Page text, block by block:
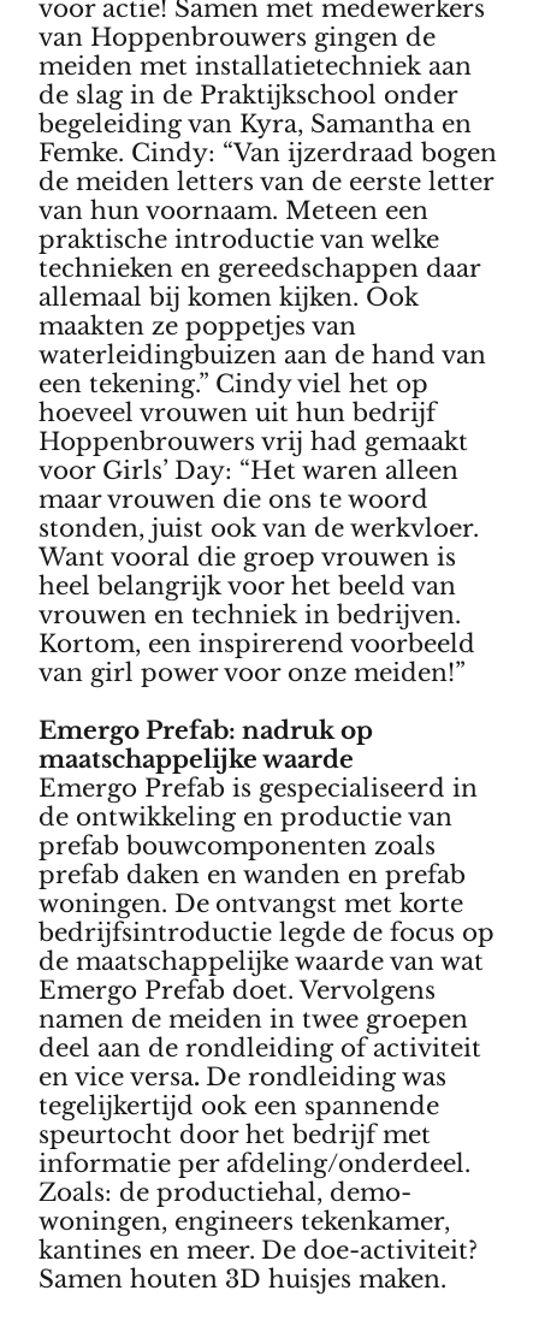
voor actie! Samen met medewerkers
van Hoppenbrouwers gingen de
meiden met installatietechniek aan
de slag in de Praktijkschool onder
begeleiding van Kyra, Samantha en
Femke. Cindy: “Van ijzerdraad bogen
de meiden letters van de eerste letter
van hun voornaam. Meteen een
praktische introductie van welke
technieken en gereedschappen daar
allemaal bij komen kijken. Ook
maakten ze poppetjes van
waterleidingbuizen aan de hand van
een tekening.” Cindy viel het op
hoeveel vrouwen uit hun bedrijf
Hoppenbrouwers vrij had gemaakt
voor Girls’ Day: “Het waren alleen
maar vrouwen die ons te woord
stonden, juist ook van de werkvloer.
Want vooral die groep vrouwen is
heel belangrijk voor het beeld van
vrouwen en techniek in bedrijven.
Kortom, een inspirerend voorbeeld
van girl power voor onze meiden!”
Emergo Prefab: nadruk op
maatschappelijke waarde
Emergo Prefab is gespecialiseerd in
de ontwikkeling en productie van
prefab bouwcomponenten zoals
prefab daken en wanden en prefab
woningen. De ontvangst met korte
bedrijfsintroductie legde de focus op
de maatschappelijke waarde van wat
Emergo Prefab doet. Vervolgens
namen de meiden in twee groepen
deel aan de rondleiding of activiteit
en vice versa. De rondleiding was
tegelijkertijd ook een spannende
speurtocht door het bedrijf met
informatie per afdeling/onderdeel.
Zoals: de productiehal, demo-
woningen, engineers tekenkamer,
kantines en meer. De doe-activiteit?
Samen houten 3D huisjes maken.